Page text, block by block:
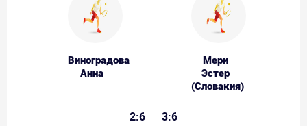
Виноградова
Анна
Мери
Эстер
(Словакия)
2:6 3:6